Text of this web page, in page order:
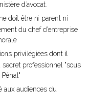
d’avocat.
doit être ni parent ni
du chef d’entreprise
privilégiées dont il
professionnel "sous
aux audiences du